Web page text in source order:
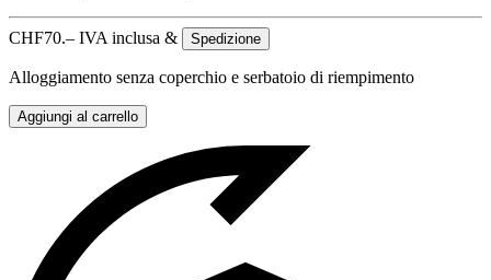
CHF70.– IVA inclusa & Spedizione
Alloggiamento senza coperchio e serbatoio di riempimento
Aggiungi al carrello